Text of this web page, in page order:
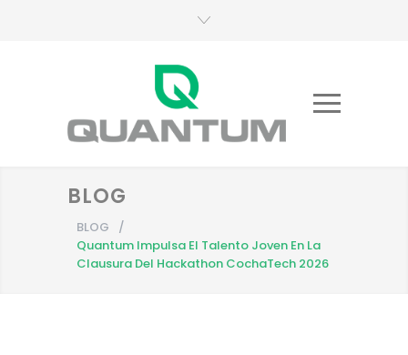
BLOG
BLOG
/
Quantum Impulsa El Talento Joven En La
Clausura Del Hackathon CochaTech 2026